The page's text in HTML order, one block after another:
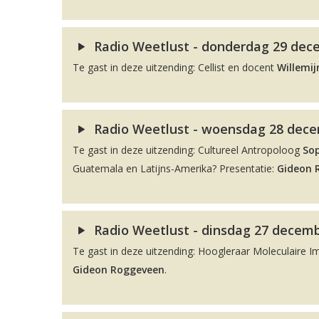
Radio Weetlust - donderdag 29
Te gast in deze uitzending: Cellist en docent
Radio Weetlust - woensdag 28
Te gast in deze uitzending: Cultureel Antropoloog
Guatemala en Latijns-Amerika? Presentatie: Gideon
Radio Weetlust - dinsdag 27
Te gast in deze uitzending: Hoogleraar Moleculaire
Gideon Roggeveen.